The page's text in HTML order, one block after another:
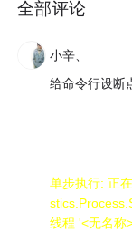
全部评论
小辛、
给命令行设断
单步执行: 正
线程 '<无名称